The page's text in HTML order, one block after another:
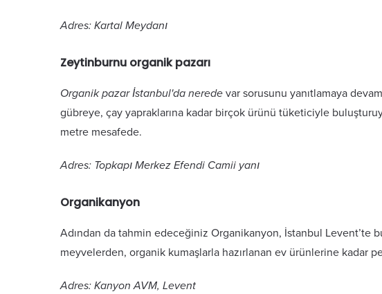
Adres: Kartal Meydanı
Zeytinburnu organik pazarı
Organik pazar İstanbul'da nerede var sorusunu yanıtlamaya
gübreye, çay yapraklarına kadar birçok ürünü tüketiciyle
metre mesafede.
Adres: Topkapı Merkez Efendi Camii yanı
Organikanyon
Adından da tahmin edeceğiniz Organikanyon, İstanbul Levent’te
meyvelerden, organik kumaşlarla hazırlanan ev ürünlerine kadar
Adres: Kanyon AVM, Levent